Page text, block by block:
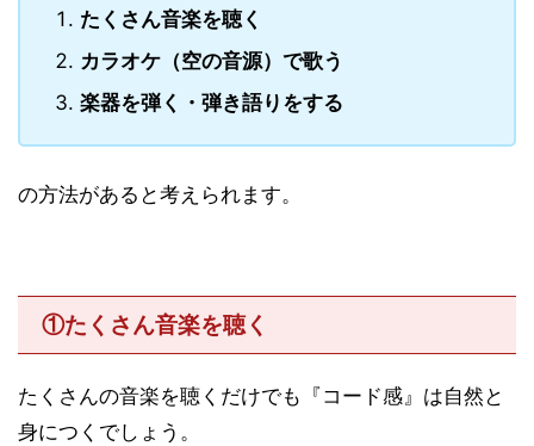
たくさん音楽を聴く
カラオケ（空の音源）で歌う
楽器を弾く・弾き語りをする
の方法があると考えられます。
①たくさん音楽を聴く
たくさんの音楽を聴くだけでも『コード感』は自然と
身につくでしょう。